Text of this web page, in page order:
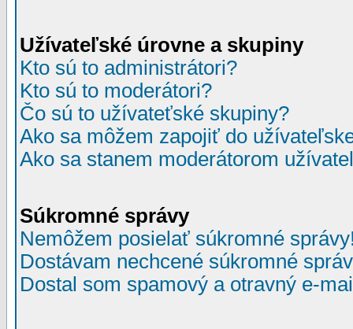
Užívateľské úrovne a skupiny
Kto sú to administrátori?
Kto sú to moderátori?
Čo sú to užívateťské skupiny?
Ako sa môžem zapojiť do
Ako sa stanem moderátorom
Súkromné správy
Nemôžem posielať súkromné
Dostávam nechcené súkromné
Dostal som spamový a otravný e-